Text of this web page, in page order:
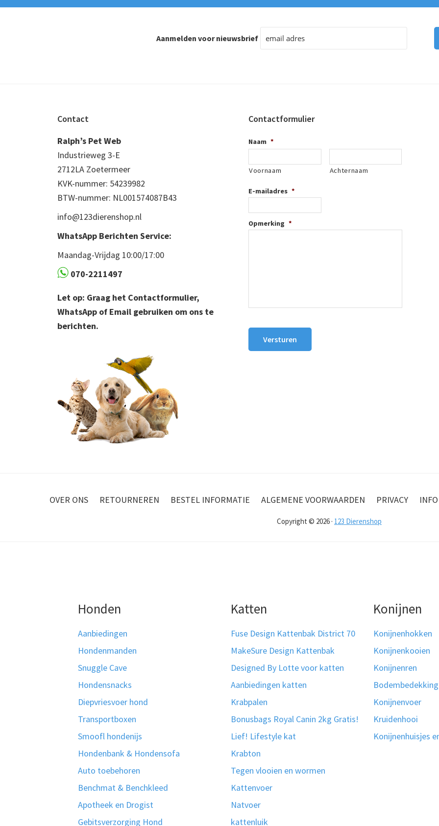
Aanmelden voor nieuwsbrief
Contact
Ralph’s Pet Web
Industrieweg 3-E
2712LA Zoetermeer
KVK-nummer: 54239982
BTW-nummer: NL001574087B43
info@123dierenshop.nl
WhatsApp Berichten Service:
Maandag-Vrijdag 10:00/17:00
070-2211497
Let op: Graag het Contactformulier,
WhatsApp of Email gebruiken om ons te
berichten.
Contactformulier
Naam *
Voornaam Achternaam
E-mailadres *
Opmerking *
Versturen
OVER ONS RETOURNEREN BESTEL INFORMATIE ALGEMENE VOORWAARDEN PRIVACY
Copyright © 2026 · 123 Dierenshop
Honden
Aanbiedingen
Hondenmanden
Snuggle Cave
Hondensnacks
Diepvriesvoer hond
Transportboxen
Smoofl hondenijs
Hondenbank & Hondensofa
Auto toebehoren
Benchmat & Benchkleed
Apotheek en Drogist
Gebitsverzorging Hond
Katten
Fuse Design Kattenbak District 70
MakeSure Design Kattenbak
Designed By Lotte voor katten
Aanbiedingen katten
Krabpalen
Bonusbags Royal Canin 2kg Gratis!
Lief! Lifestyle kat
Krabton
Tegen vlooien en wormen
Kattenvoer
Natvoer
kattenluik
Konijnen
Konijnenhokken
Konijnenkooien
Konijnenren
Bodembedekking
Konijnenvoer
Kruidenhooi
Konijnenhuisjes